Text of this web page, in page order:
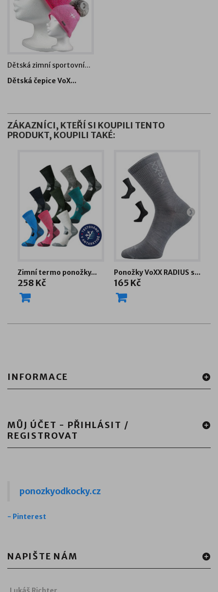
Dětská zimní sportovní...
Dětská čepice VoX...
ZÁKAZNÍCI, KTEŘÍ SI KOUPILI TENTO
PRODUKT, KOUPILI TAKÉ:
Zimní termo ponožky...
258 Kč
Ponožky VoXX RADIUS s...
165 Kč
INFORMACE
MŮJ ÚČET - PŘIHLÁSIT /
REGISTROVAT
ponozkyodkocky.cz
- Pinterest
NAPIŠTE NÁM